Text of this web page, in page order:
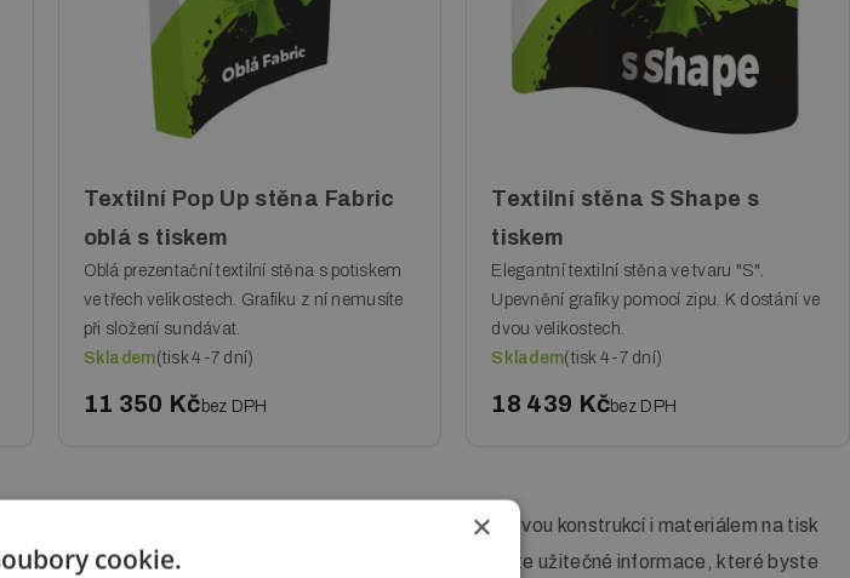
Textilní Pop Up stěna Fabric
oblá s tiskem
Oblá prezentační textilní stěna s potiskem
ve třech velikostech. Grafiku z ní nemusíte
při složení sundávat.
Skladem(tisk 4-7 dní)
11 350 Kč bez DPH
Textilní stěna S Shape s
tiskem
Elegantní textilní stěna ve tvaru "S".
Upevnění grafiky pomocí zipu. K dostání ve
dvou velikostech.
Skladem(tisk 4-7 dní)
18 439 Kčbez DPH
stěn? Bez nadsázky lze říct, že v mnoha ohledech svou konstrukcí i materiálem na tisk
na klasickou bannerovinu, ale na textílii. Níže naleznete užitečné informace, které byste
×
cookie.